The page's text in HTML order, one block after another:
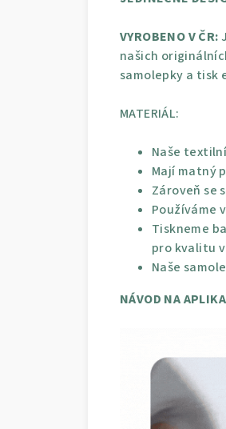
VYROBENO V ČR:
našich
samolepky a tisk
MATERIÁL:
Naše
Mají matný
Zároveň se
Používáme
Tiskneme
pro kvalitu
Naše
NÁVOD NA